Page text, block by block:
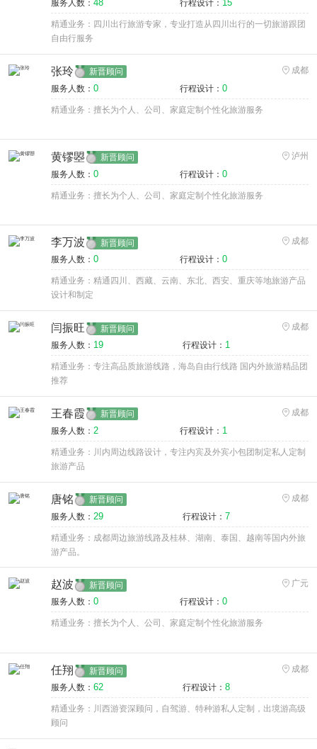
服务人数： 48 行程设计： 15
精通业务：四川出行旅游专家，专业打造从四川出行的一切旅游跟团
自由行服务
张玲 新晋顾问
成都
服务人数： 0 行程设计： 0
精通业务：擅长为个人、公司、家庭定制个性化旅游服务
黄镠曌 新晋顾问
泸州
服务人数： 0 行程设计： 0
精通业务：擅长为个人、公司、家庭定制个性化旅游服务
李万波 新晋顾问
成都
服务人数： 0 行程设计： 0
精通业务：精通四川、西藏、云南、东北、西安、重庆等地旅游产品
设计和制定
闫振旺 新晋顾问
成都
服务人数： 19 行程设计： 1
精通业务：专注高品质旅游线路，海岛自由行线路 国内外旅游精品团
推荐
王春霞 新晋顾问
成都
服务人数： 2 行程设计： 1
精通业务：川内周边线路设计，专注内宾及外宾小包团制定私人定制
旅游产品
唐铭 新晋顾问
成都
服务人数： 29 行程设计： 7
精通业务：成都周边旅游线路及桂林、湖南、泰国、越南等国内外旅
游产品。
赵波 新晋顾问
广元
服务人数： 0 行程设计： 0
精通业务：擅长为个人、公司、家庭定制个性化旅游服务
任翔 新晋顾问
成都
服务人数： 62 行程设计： 8
精通业务：川西游资深顾问，自驾游、特种游私人定制，出境游高级
顾问